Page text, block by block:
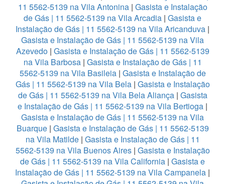
11 5562-5139 na Vila Antonina| Gasista e Instalação
de Gás | 11 5562-5139 na Vila Arcadia | Gasista e
Instalação de Gás | 11 5562-5139 na Vila Aricanduva |
Gasista e Instalação de Gás | 11 5562-5139 na Vila
Azevedo| Gasista e Instalação de Gás | 11 5562-5139
na Vila Barbosa| Gasista e Instalação de Gás | 11
5562-5139 na Vila Basileia| Gasista e Instalação de
Gás | 11 5562-5139 na Vila Bela| Gasista e Instalação
de Gás | 11 5562-5139 na Vila Bela Aliança| Gasista
e Instalação de Gás | 11 5562-5139 na Vila Bertioga |
Gasista e Instalação de Gás | 11 5562-5139 na Vila
Buarque| Gasista e Instalação de Gás | 11 5562-5139
na Vila Matilde| Gasista e Instalação de Gás | 11
5562-5139 na Vila Buenos Aires| Gasista e Instalação
de Gás | 11 5562-5139 na Vila California | Gasista e
Instalação de Gás | 11 5562-5139 na Vila Campanela |